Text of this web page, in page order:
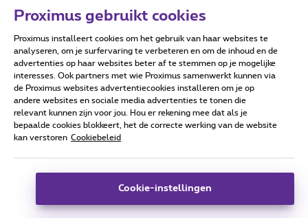
Forumvoorwaarden Accessibility statement
Alle rechten voorbehouden. © Proximus
Algemene voorwaarden, consumenteninfo
Deze website is gecreëerd en wordt beheerd conform het
Koning Albert II-laan 27 - B-1030 Brussel.
Proximus gebruikt cookies
Proximus installeert cookies om het gebruik van haar websites te
analyseren, om je surfervaring te verbeteren en om de inhoud en de
advertenties op haar websites beter af te stemmen op je mogelijke
interesses. Ook partners met wie Proximus samenwerkt kunnen via
de Proximus websites advertentiecookies installeren om je op
andere websites en sociale media advertenties te tonen die
relevant kunnen zijn voor jou. Hou er rekening mee dat als je
bepaalde cookies blokkeert, het de correcte werking van de website
kan verstoren Cookiebeleid
Cookie-instellingen